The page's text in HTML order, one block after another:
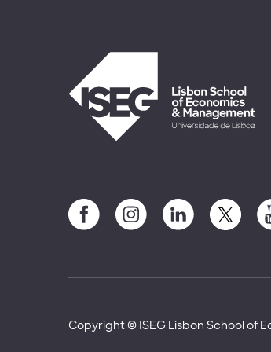
Copyright © ISEG Lisbon School of